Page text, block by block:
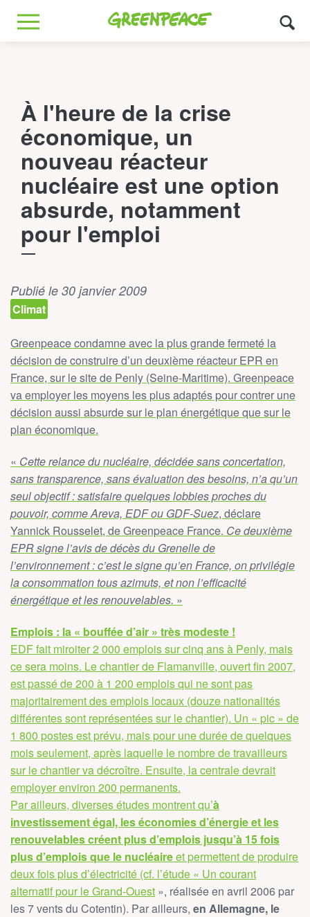
Greenpeace
MENU
À l'heure de la crise
économique, un
nouveau réacteur
nucléaire est une option
absurde, notamment
pour l'emploi
Publié le 30 janvier 2009
Climat
Greenpeace condamne avec la plus grande fermeté la
décision de construire d’un deuxième réacteur EPR en
France, sur le site de Penly (Seine-Maritime). Greenpeace
va employer les moyens les plus adaptés pour contrer une
décision aussi absurde sur le plan énergétique que sur le
plan économique.
« Cette relance du nucléaire, décidée sans concertation,
sans transparence, sans évaluation des besoins, n’a qu’un
seul objectif : satisfaire quelques lobbies proches du
pouvoir, comme Areva, EDF ou GDF-Suez, déclare
Yannick Rousselet, de Greenpeace France. Ce deuxième
EPR signe l’avis de décès du Grenelle de
l’environnement : c’est le signe qu’en France, on privilégie
la consommation tous azimuts, et non l’efficacité
énergétique et les renouvelables. »
Emplois : la « bouffée d’air » très modeste !
EDF fait miroiter 2 000 emplois sur cinq ans à Penly, mais
ce sera moins. Le chantier de Flamanville, ouvert fin 2007,
est passé de 200 à 1 200 emplois qui ne sont pas
majoritairement des emplois locaux (douze nationalités
différentes sont représentées sur le chantier). Un « pic » de
1 800 postes est prévu, mais pour une durée de quelques
mois seulement, après laquelle le nombre de travailleurs
sur le chantier va décroître. Ensuite, la centrale devrait
employer environ 200 permanents.
Par ailleurs, diverses études montrent qu’à
investissement égal, les économies d’énergie et les
renouvelables créent plus d’emplois jusqu’à 15 fois
plus d’emplois que le nucléaireet permettent de produire
deux fois plus d’électricité (cf. l’étude « Un courant
alternatif pour le Grand-Ouest », réalisée en avril 2006 par
les 7 vents du Cotentin). Par ailleurs, en Allemagne, le